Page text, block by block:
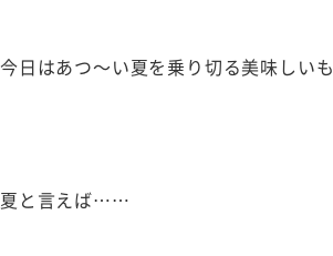
今日はあつ〜い夏を乗り切る美味しい
夏と言えば……